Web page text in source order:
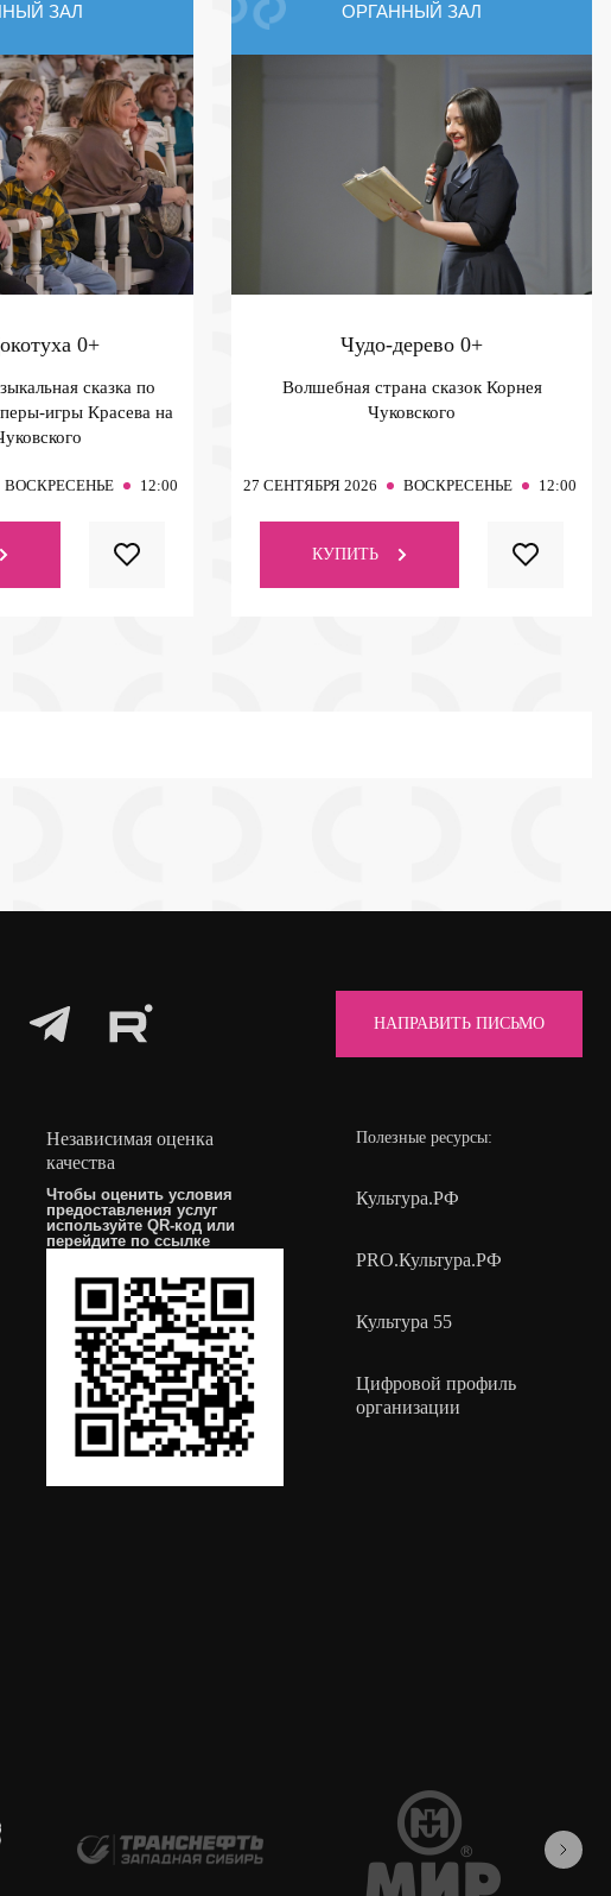
ЗАЛ
0+
сказка по
игры Красева на
ВОСКРЕСЕНЬЕ 12:00
ОРГАННЫЙ ЗАЛ
Чудо-дерево 0+
Волшебная страна сказок Корнея
Чуковского
27 СЕНТЯБРЯ 2026 ВОСКРЕСЕНЬЕ 12:00
КУПИТЬ
НАПРАВИТЬ ПИСЬМО
Независимая оценка
качества
Чтобы оценить условия
предоставления услуг
используйте QR-код или
перейдите поссылке
Полезные ресурсы:
Культура.РФ
PRO.Культура.РФ
Культура 55
Цифровой профиль
организации